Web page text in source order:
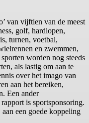
van vijftien van de meest
golf, hardlopen,
turnen, voetbal,
en zwemmen,
worden nog steeds
als lastig om aan te
over het imago van
aan het bereiken,
Een ander
is sportsponsoring.
een goede koppeling